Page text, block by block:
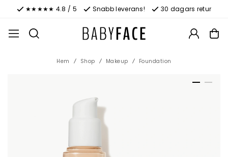
★★★★★ 4.8 / 5 Snabb leverans! 30 dagars retur
Hem Shop Makeup Foundation